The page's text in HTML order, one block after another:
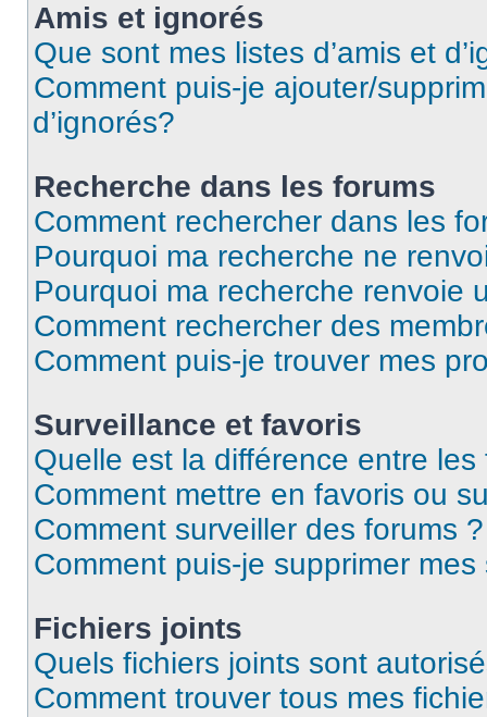
Amis et ignorés
Que sont mes listes d’amis et
Comment puis-je ajouter/
d’ignorés?
Recherche dans les forums
Comment rechercher dans les
Pourquoi ma recherche ne
Pourquoi ma recherche renvoie
Comment rechercher des
Comment puis-je trouver mes
Surveillance et favoris
Quelle est la différence entre
Comment mettre en favoris ou
Comment surveiller des forums ?
Comment puis-je supprimer
Fichiers joints
Quels fichiers joints sont
Comment trouver tous mes